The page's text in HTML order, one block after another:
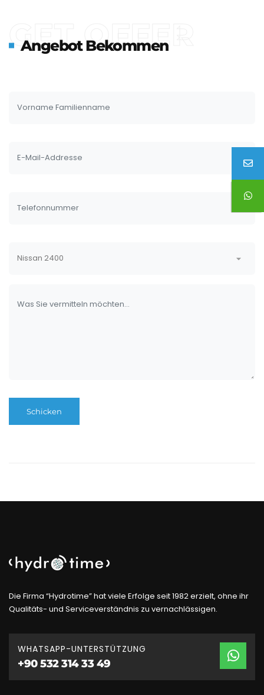
GET OFFER
Angebot Bekommen
Die Firma “Hydrotime” hat viele Erfolge seit 1982 erzielt, ohne ihr
Qualitäts- und Serviceverständnis zu vernachlässigen.
WHATSAPP-UNTERSTÜTZUNG
+90 532 314 33 49